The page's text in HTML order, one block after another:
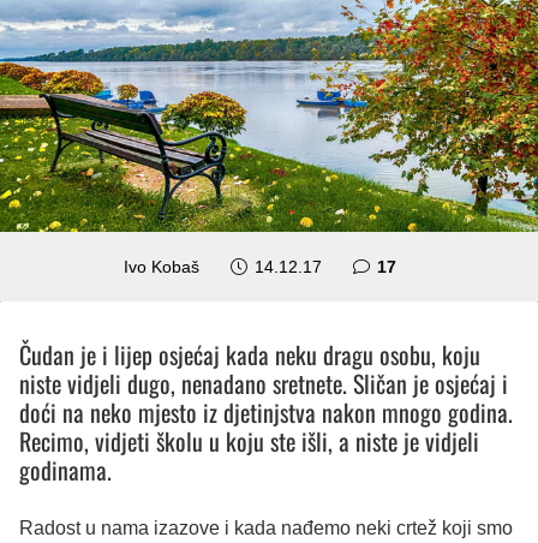
Ivo Kobaš 14.12.17 17komentara
Čudan je i lijep osjećaj kada neku dragu osobu, koju
niste vidjeli dugo, nenadano sretnete. Sličan je osjećaj i
doći na neko mjesto iz djetinjstva nakon mnogo godina.
Recimo, vidjeti školu u koju ste išli, a niste je vidjeli
godinama.
Radost u nama izazove i kada nađemo neki crtež koji smo